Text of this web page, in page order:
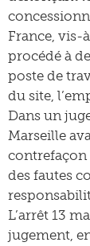
France, vis-
procédé à
poste de
du site,
Dans un
Marseille
contrefaçon
des fautes
L’arrêt 13
jugement,